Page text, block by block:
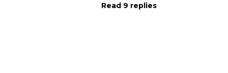
Read 9 replies